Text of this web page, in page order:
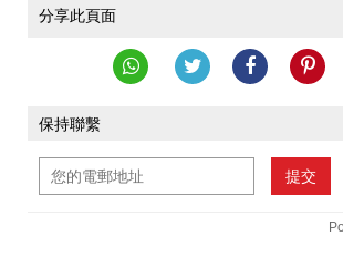
分享此頁面
保持聯繫
提交